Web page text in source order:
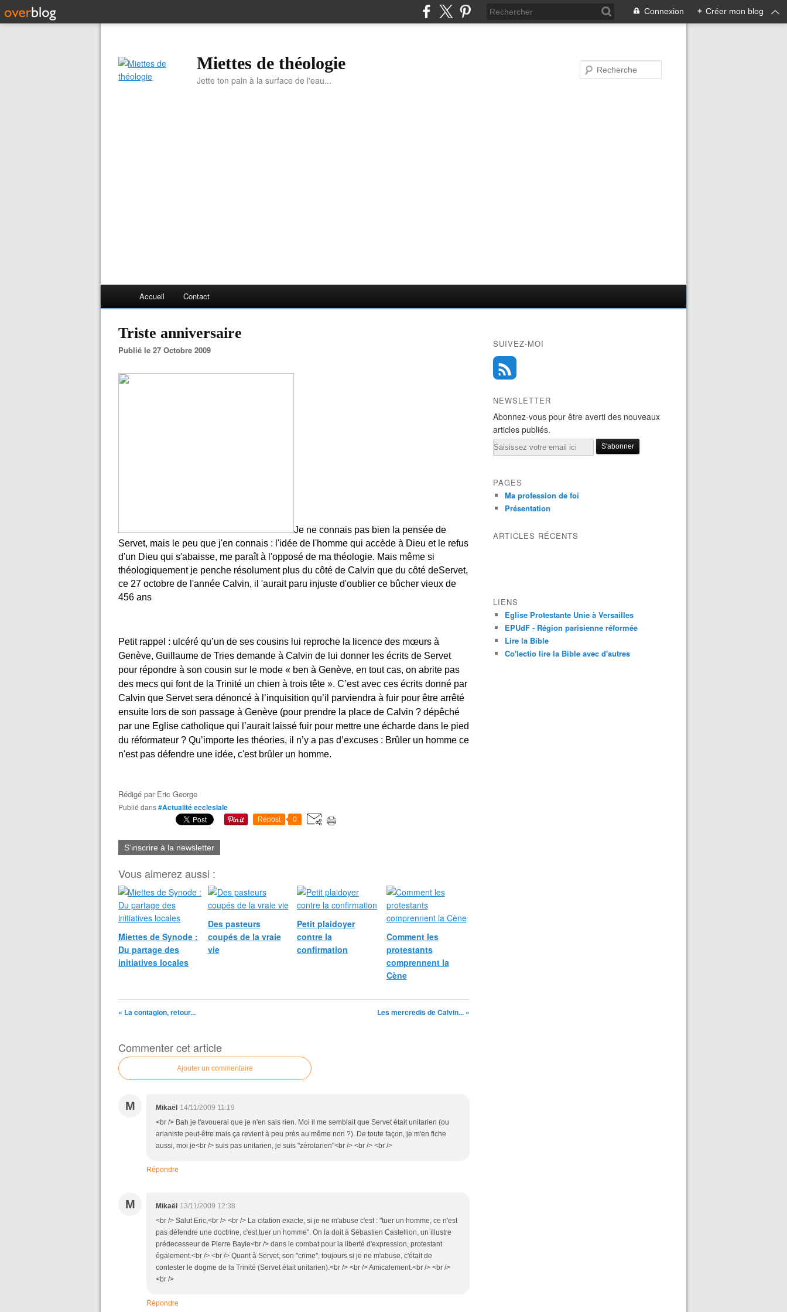
Connexion + Créer mon blog
Miettes de théologie
Jette ton pain à la surface de l'eau...
Accueil Contact
Triste anniversaire
Publié le 27 Octobre 2009
Je ne connais pas bien la pensée de
Servet, mais le peu que j'en connais : l'idée de l'homme qui accède à Dieu et le refus
d'un Dieu qui s'abaisse, me paraît à l'opposé de ma théologie. Mais même si
théologiquement je penche résolument plus du côté de Calvin que du côté deServet,
ce 27 octobre de l'année Calvin, il 'aurait paru injuste d'oublier ce bûcher vieux de
456 ans
Petit rappel : ulcéré qu’un de ses cousins lui reproche la licence des mœurs à
Genève, Guillaume de Tries demande à Calvin de lui donner les écrits de Servet
pour répondre à son cousin sur le mode « ben à Genève, en tout cas, on abrite pas
des mecs qui font de la Trinité un chien à trois tête ». C’est avec ces écrits donné par
Calvin que Servet sera dénoncé à l’inquisition qu’il parviendra à fuir pour être arrêté
ensuite lors de son passage à Genève (pour prendre la place de Calvin ? dépêché
par une Eglise catholique qui l’aurait laissé fuir pour mettre une écharde dans le pied
du réformateur ? Qu’importe les théories, il n’y a pas d’excuses : Brûler un homme ce
n'est pas défendre une idée, c'est brûler un homme.
Rédigé par Eric George
Publié dans#Actualité ecclesiale
Repost 0
S'inscrire à la newsletter
Vous aimerez aussi :
Miettes de Synode :
Du partage des
initiatives locales
Des pasteurs
coupés de la vraie
vie
Petit plaidoyer
contre la
confirmation
Comment les
protestants
comprennent la
Cène
« La contagion, retour... Les mercredis de Calvin... »
Commenter cet article
Ajouter un commentaire
M Mikaël 14/11/2009 11:19
<br /> Bah je t'avouerai que je n'en sais rien. Moi il me semblait que Servet était unitarien (ou
arianiste peut-être mais ça revient à peu près au même non ?). De toute façon, je m'en fiche
aussi, moi je<br /> suis pas unitarien, je suis "zérotarien"<br /> <br /> <br />
Répondre
M Mikaël 13/11/2009 12:38
<br /> Salut Eric,<br /> <br /> La citation exacte, si je ne m'abuse c'est : "tuer un homme, ce n'est
pas défendre une doctrine, c'est tuer un homme". On la doit à Sébastien Castellion, un illustre
prédecesseur de Pierre Bayle<br /> dans le combat pour la liberté d'expression, protestant
également.<br /> <br /> Quant à Servet, son "crime", toujours si je ne m'abuse, c'était de
contester le dogme de la Trinité (Servet était unitarien).<br /> <br /> Amicalement.<br /> <br />
<br />
Répondre
SUIVEZ-MOI
NEWSLETTER
Abonnez-vous pour être averti des nouveaux
articles publiés.
Email
PAGES
Ma profession de foi
Présentation
ARTICLES RÉCENTS
LIENS
Eglise Protestante Unie à Versailles
EPUdF - Région parisienne réformée
Lire la Bible
Co'lectio lire la Bible avec d'autres